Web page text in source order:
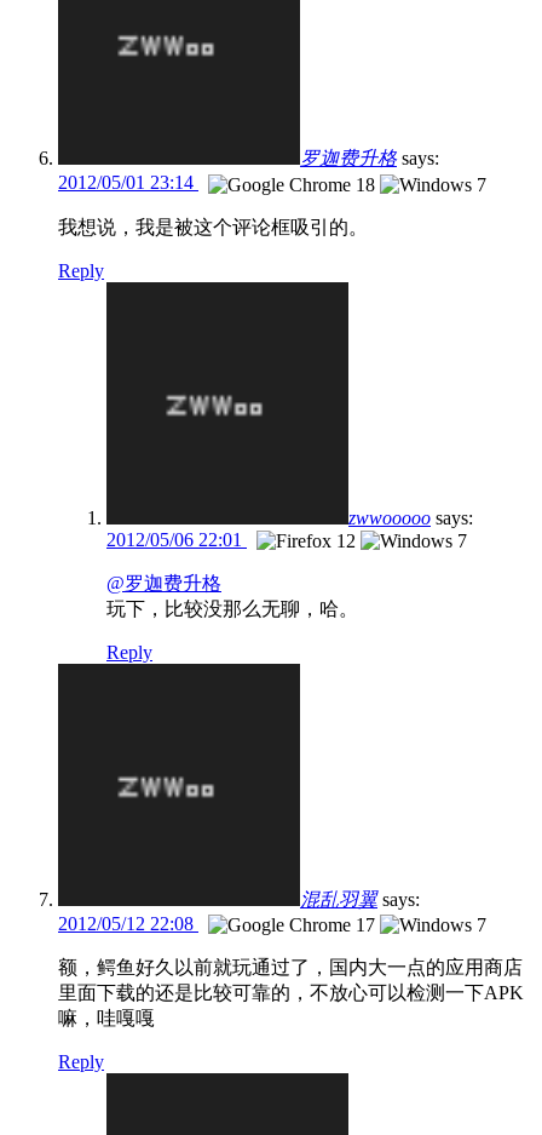
罗迦费升格 says:
2012/05/01 23:14
我想说，我是被这个评论框吸引的。
Reply
zwwooooo says:
2012/05/06 22:01
@罗迦费升格
玩下，比较没那么无聊，哈。
Reply
混乱羽翼 says:
2012/05/12 22:08
额，鳄鱼好久以前就玩通过了，国内大一点的应用商店
里面下载的还是比较可靠的，不放心可以检测一下APK
嘛，哇嘎嘎
Reply